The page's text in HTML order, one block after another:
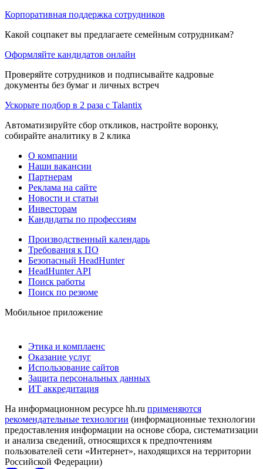
Корпоративная поддержка сотрудников
Какой соцпакет вы предлагаете семейным сотрудникам?
Оформляйте кандидатов онлайн
Проверяйте сотрудников и подписывайте кадровые
документы без бумаг и личных встреч
Ускорьте подбор в 2 раза с Talantix
Автоматизируйте сбор откликов, настройте воронку,
собирайте аналитику в 2 клика
О компании
Наши вакансии
Партнерам
Реклама на сайте
Новости и статьи
Инвесторам
Кандидаты по профессиям
Производственный календарь
Требования к ПО
Безопасный HeadHunter
HeadHunter API
Поиск работы
Поиск по резюме
Мобильное приложение
Этика и комплаенс
Оказание услуг
Использование сайтов
Защита персональных данных
ИТ аккредитация
На информационном ресурсе hh.ru применяются
рекомендательные технологии (информационные технологии
предоставления информации на основе сбора, систематизации
и анализа сведений, относящихся к предпочтениям
пользователей сети «Интернет», находящихся на территории
Российской Федерации)